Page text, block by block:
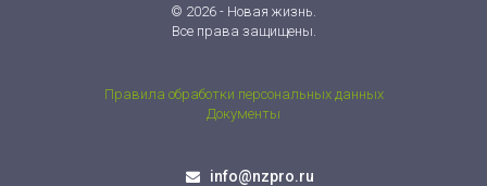
© 2026 - Новая жизнь.
Все права защищены.
Правила обработки персональных данных
Документы
info@nzpro.ru